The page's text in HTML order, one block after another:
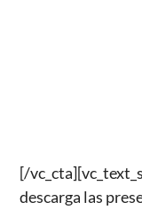
[/
descarga las